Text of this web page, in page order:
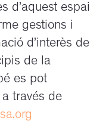
d’aquest espai
gestions i
d’interès de
de la
es pot
través de